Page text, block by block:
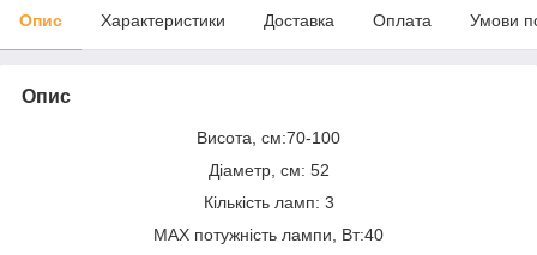
Опис Характеристики Доставка Оплата Умови
Опис
Висота, см:70-100
Діаметр, см: 52
Кількість ламп: 3
MAX потужність лампи, Вт:40